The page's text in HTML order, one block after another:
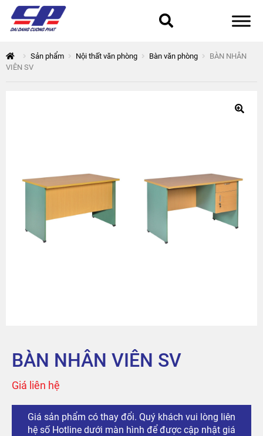
Chính sách bảo mật
Giới thiệu
Thanh toán
Đỉnh Phú
Sản phẩm Nội thất văn phòng Bàn văn phòng
BÀN NHÂN
VIÊN SV
BÀN NHÂN VIÊN SV
Giá liên hệ
Giá sản phẩm có thay đổi. Quý khách vui lòng liên
hệ số Hotline dưới màn hình để được cập nhật giá